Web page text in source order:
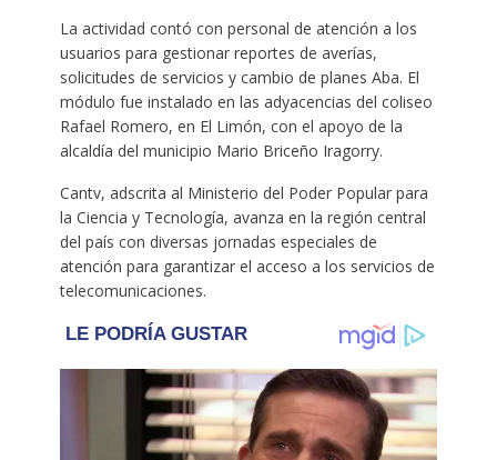
La actividad contó con personal de atención a los
usuarios para gestionar reportes de averías,
solicitudes de servicios y cambio de planes Aba. El
módulo fue instalado en las adyacencias del coliseo
Rafael Romero, en El Limón, con el apoyo de la
alcaldía del municipio Mario Briceño Iragorry.
Cantv, adscrita al Ministerio del Poder Popular para
la Ciencia y Tecnología, avanza en la región central
del país con diversas jornadas especiales de
atención para garantizar el acceso a los servicios de
telecomunicaciones.